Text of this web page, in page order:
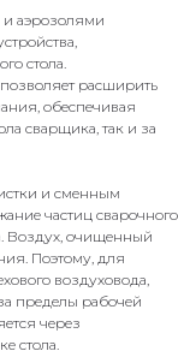
аэрозолями
стола.
расширить
обеспечивая
сварщика, так и за
и сменным
частиц сварочного
Воздух, очищенный
Поэтому, для
воздуховода,
пределы рабочей
через
стола.